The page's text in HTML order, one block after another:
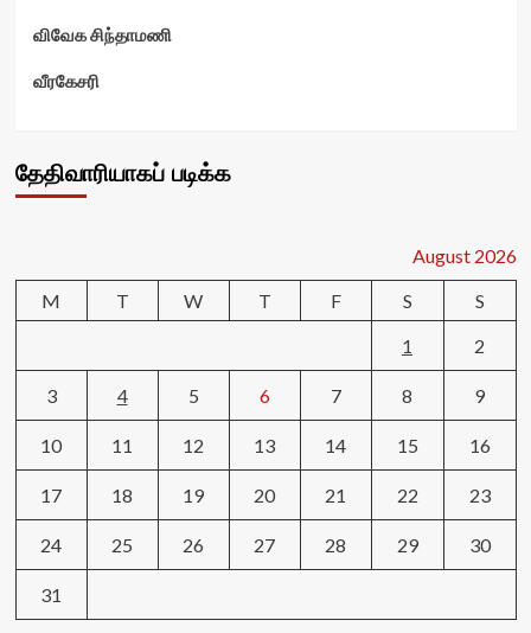
விவேக சிந்தாமணி
வீரகேசரி
தேதிவாரியாகப் படிக்க
August 2026
M
T W T F S
S
1
2
3 4 5 6 7 8 9
10 11 12 13 14 15 16
17 18 19 20 21 22 23
24 25 26 27 28 29 30
31